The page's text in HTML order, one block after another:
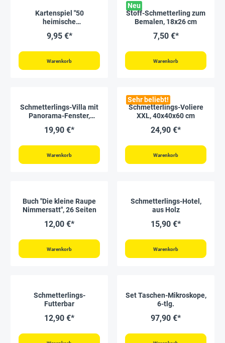
Kartenspiel "50
heimische
entdecken & bestimmen"
9,95 €*
Warenkorb
Neu
Stoff-Schmetterling zum
Bemalen, 18x26 cm
7,50 €*
Warenkorb
Schmetterlings-Villa mit
Panorama-Fenster,
19,90 €*
Warenkorb
Sehr beliebt!
Schmetterlings-Voliere
XXL, 40x40x60 cm
24,90 €*
Warenkorb
Buch "Die kleine Raupe
Nimmersatt", 26 Seiten
12,00 €*
Warenkorb
Schmetterlings-Hotel,
aus Holz
15,90 €*
Warenkorb
Schmetterlings-
Futterbar
12,90 €*
Set Taschen-Mikroskope,
6-tlg.
97,90 €*